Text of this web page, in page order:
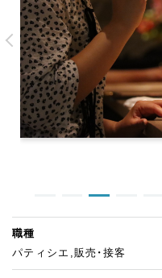
職種
パティシエ,販売・接客